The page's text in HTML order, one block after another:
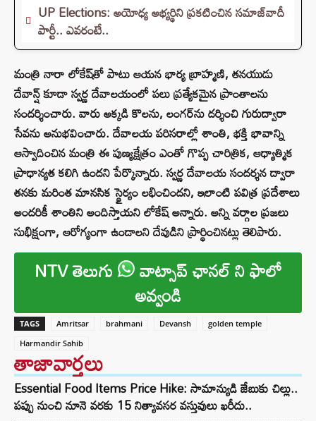
UP Elections: అయోధ్య అభ్యర్థిని ప్రకటించిన సమాజ్‌వాదీ
పార్టీ.. ఎవరంటే..
మంత్రి నారా లోకేష్‌తో పాటు ఆయన భార్య బ్రాహ్మణి, తనయుడు
దేవాన్ష్ కూడా స్వర్ణ దేవాలయంలో పలు ప్రత్యేకమైన ప్రాంతాలను
సందర్శించారు. వారు అక్కడి కొలను, లంగర్‌ను దర్శించి గురుద్వారా
సేవను అనుభవించారు. దేవాలయ పరిసరాల్లో శాంతి, భక్తి భావాన్ని
ఆస్వాదించిన మంత్రి ఈ పుణ్యక్షేత్రం ఎంతో గొప్ప చారిత్రిక, ఆధ్యాత్మిక
ప్రాధాన్యత కలిగి ఉందని పేర్కొన్నారు. స్వర్ణ దేవాలయ సందర్శన ద్వారా
తనకు మరింత మానసిక స్థైర్యం లభించిందని, ఇలాంటి పవిత్ర ప్రదేశాలు
అందరికీ శాంతిని అందిస్తాయని లోకేష్ అన్నారు. అన్ని వర్గాల ప్రజలు
సుభిక్షంగా, ఆరోగ్యంగా ఉండాలని దేవుడిని ప్రార్థించినట్లు తెలిపారు.
NTV తెలుగు వాట్సాప్ ఛానల్ ని ఫాలో
అవ్వండి
TAGS Amritsar brahmani Devansh
golden temple
Harmandir Sahib
తాజావార్తలు
Essential Food Items Price Hike: సామాన్యుడి జేబుకు చిల్లు..
పప్పు నుంచి నూనె వరకు 15 నిత్యావసర వస్తువులు ఖరీదు..